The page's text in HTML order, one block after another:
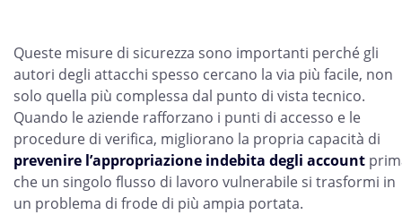
Queste misure di sicurezza sono importanti perché gli
autori degli attacchi spesso cercano la via più facile, non
solo quella più complessa dal punto di vista tecnico.
Quando le aziende rafforzano i punti di accesso e le
procedure di verifica, migliorano la propria capacità di
prevenire l’appropriazione indebita degli account
che un singolo flusso di lavoro vulnerabile si trasformi in
un problema di frode di più ampia portata.